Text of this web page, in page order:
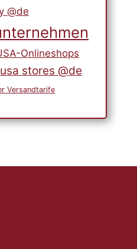
@de
Onlineshops
usa stores @de
Versandtarife